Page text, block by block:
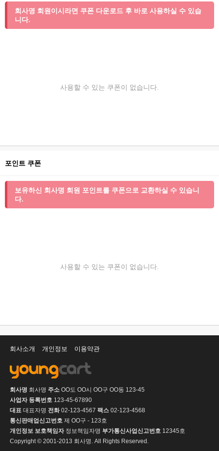
회사명 회원이시라면 쿠폰 다운로드 후 바로 사용하실 수 있습
니다.
사용할 수 있는 쿠폰이 없습니다.
포인트 쿠폰
보유하신 회사명 회원 포인트를 쿠폰으로 교환하실 수 있습니
다.
사용할 수 있는 쿠폰이 없습니다.
회사소개 개인정보 이용약관
회사명 회사명 주소 OO도 OO시 OO구 OO동 123-45
사업자 등록번호 123-45-67890
대표 대표자명 전화02-123-4567 팩스 02-123-4568
통신판매업신고번호 제 OO구 - 123호
개인정보 보호책임자정보책임자명 부가통신사업신고번호 12345호
Copyright © 2001-2013 회사명. All Rights Reserved.